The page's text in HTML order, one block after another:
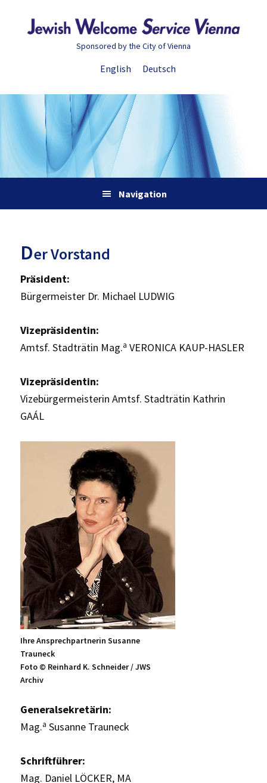
Hauptnavigation
Hauptsidebar
Fußzeile
Sponsored by the City of Vienna
English Deutsch
Navigation
Der Vorstand
Präsident:
Bürgermeister Dr. Michael LUDWIG
Vizepräsidentin:
Amtsf. Stadträtin Mag.a VERONICA KAUP-HASLER
Vizepräsidentin:
Vizebürgermeisterin Amtsf. Stadträtin Kathrin
GAÁL
Ihre Ansprechpartnerin Susanne
Trauneck
Foto © Reinhard K. Schneider / JWS
Archiv
Generalsekretärin:
Mag.a Susanne Trauneck
Schriftführer:
Mag. Daniel LÖCKER, MA